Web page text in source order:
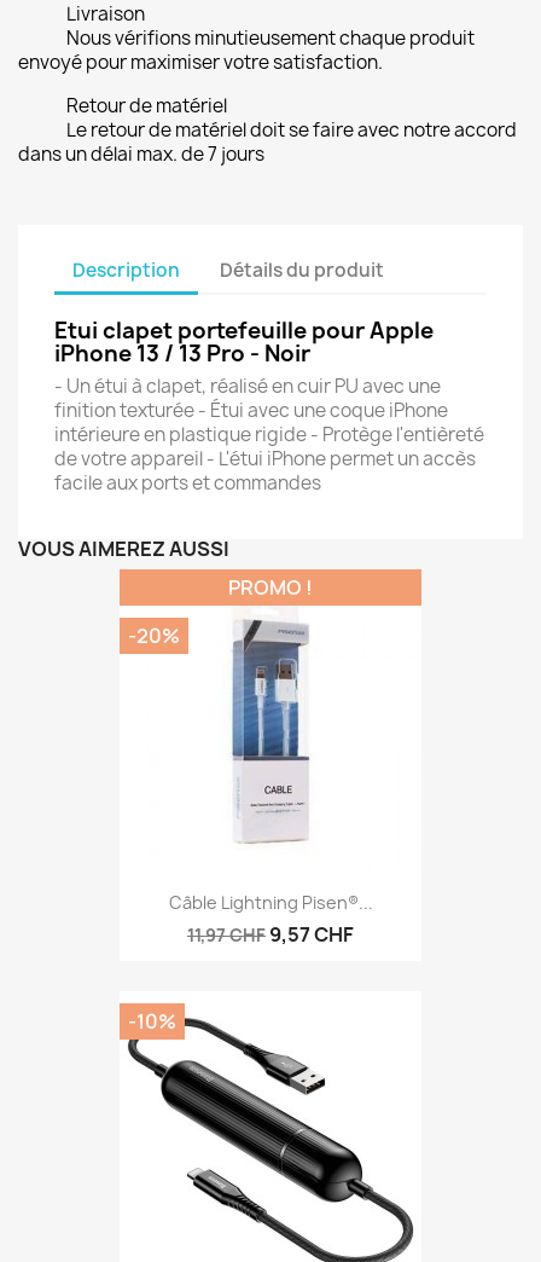
Livraison
Nous vérifions minutieusement chaque produit
envoyé pour maximiser votre satisfaction.
Retour de matériel
Le retour de matériel doit se faire avec notre accord
dans un délai max. de 7 jours
Description Détails du produit
Etui clapet portefeuille pour Apple
iPhone 13 / 13 Pro - Noir
- Un étui à clapet, réalisé en cuir PU avec une
finition texturée - Étui avec une coque iPhone
intérieure en plastique rigide - Protège l'entièreté
de votre appareil - L'étui iPhone permet un accès
facile aux ports et commandes
VOUS AIMEREZ AUSSI
Câble Lightning Pisen®...
11,97 CHF 9,57 CHF
PROMO !
-20%
-10%